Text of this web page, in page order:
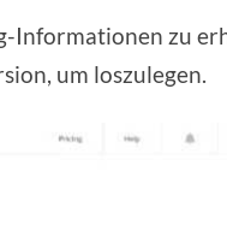
Informationen zu
um loszulegen.